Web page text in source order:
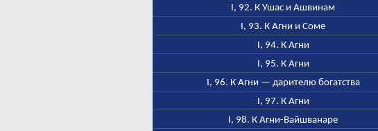
I, 92. К Ушас и Ашвинам
I, 93. К Агни и Соме
I, 94. К Агни
I, 95. К Агни
I, 96. К Агни — дарителю богатства
I, 97. К Агни
I, 98. К Агни-Вайшванаре